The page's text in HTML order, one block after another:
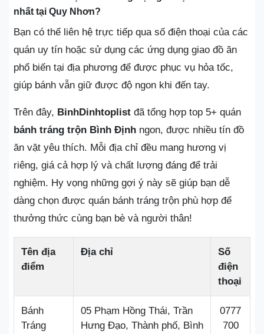
nhất tại Quy Nhơn?
Bạn có thể liên hệ trực tiếp qua số điện thoại của các
quán uy tín hoặc sử dụng các ứng dụng giao đồ ăn
phổ biến tại địa phương để được phục vụ hỏa tốc,
giúp bánh vẫn giữ được độ ngon khi đến tay.
Trên đây, BinhDinhtoplist đã tổng hợp top 5+ quán
bánh tráng trộn Bình Định ngon, được nhiều tín đồ
ăn vặt yêu thích. Mỗi địa chỉ đều mang hương vị
riêng, giá cả hợp lý và chất lượng đáng để trải
nghiệm. Hy vọng những gợi ý này sẽ giúp bạn dễ
dàng chọn được quán bánh tráng trộn phù hợp để
thưởng thức cùng bạn bè và người thân!
Tên địa
điểm
Địa chỉ
Số
điện
thoại
Bánh
Tráng
05 Phạm Hồng Thái, Trần
Hưng Đạo, Thành phố, Bình
0777
700